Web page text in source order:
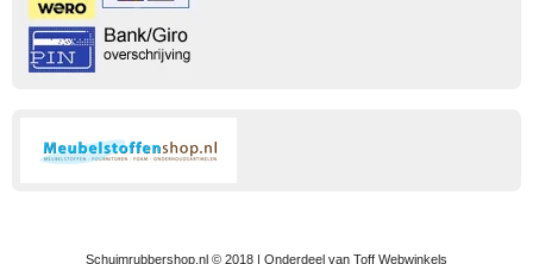
Schuimrubbershop.nl © 2018 | Onderdeel van Toff Webwinkels